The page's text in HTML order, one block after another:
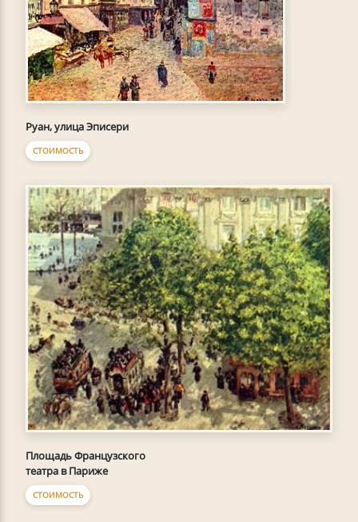
Руан, улица Эписери
СТОИМОСТЬ
Площадь Французского
театра в Париже
СТОИМОСТЬ